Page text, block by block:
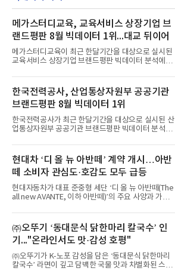
메가스터디교육, 교육서비스 상장기업 브
랜드평판 8월 빅데이터 1위...대교 뒤이어
메가스터디교육이 최근 한달기간을 대상으로 실시된
교육서비스 상장기업 브랜드평판 빅데이터 분석에서
일 한국기업평판연구소(소장 구창환)는 국내 교육서
비스 상장기업 브랜드를 대상으로 지난 7월 7일부터
8월 7일까지 수집된 소비자 빅데이터 10,074,233건
을 분석한 결과, 메가스터디교육이 브랜드평판지수
1,710,926을 기록하며 8월 1위에 올랐다고 밝혔다.
분석에 활용된 빅데이터는 지난 7월(9,491,206건) 대
비 6.14% 증가한 수치로, 교육서비스 상장기업 브랜
디교육, 대교, 디지
한국전력공사, 산업통상자원부 공공기관
브랜드평판 8월 빅데이터 1위
한국전력공사가 최근 한달기간을 대상으로 실시된 산
업통상자원부 공공기관 브랜드평판 빅데이터 분석에
이 순으로 뒤를 이었다.7일 한국기업평판연구소(소장
구창환)는 산업통상자원부 공공기관 41개 브랜드를
대상으로 지난 7월 7일부터 8월 7일까지 수집된 소비
자 빅데이터 91,102,549건을 분석한 결과, 한국전력
공사가 브랜드평판지수 10,670,633을 기록하며 8월
1위에 올랐다고 밝혔다. 분석에 활용된 빅데이터는 지
난 7월(88,893,823건) 대비 2.48% 증가한 수치다.연
수력원자력, 한국석
현대차 ‘디 올 뉴 아반떼’ 계약 개시…아반
떼 소비자 관심도·호감도 모두 급등
현대자동차가 대표 준중형 세단 ‘디 올 뉴 아반떼(The
all new AVANTE, 이하 아반떼)’의 주요 사양과 가격
떼는 6년 만에 선보이는 8세대 완전변경 모델로, ▲정
교한 선과 면을 중심으로 완성한 파격적인 디자인 ▲
과거 중형 세단 수준으로 확대된 차체 제원 ▲글로벌
최고 수준의 안전성 ▲성능과 효율을 동시에 높인 주
행 완성도 ▲첨단 편의 및 디지털 사양 적용 등을 통해
글로벌 준중형 세단의 새로운 기준을 세웠다.아반떼
는 가솔린 2.0과 1.6 하이브리드 두 가지 파워트레인
㈜오뚜기 ‘동대문식 닭한마리 칼국수’ 인
기..."온라인서도 맛·감성 호평"
㈜오뚜기가 K-노포 감성을 담은 ‘동대문식 닭한마리
칼국수’ 라면이 깊고 담백한 국물 맛과 차별화된 스토